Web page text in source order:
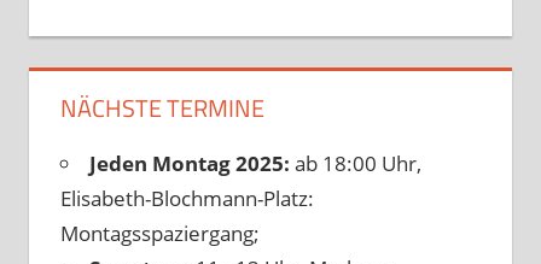
NÄCHSTE TERMINE
Jeden Montag 2025: ab 18:00 Uhr,
Elisabeth-Blochmann-Platz:
Montagsspaziergang;